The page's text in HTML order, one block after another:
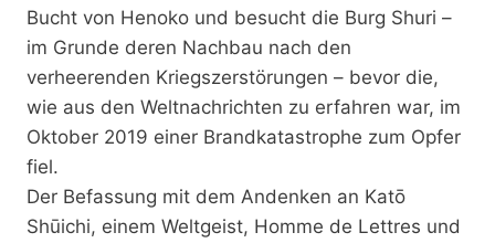
Bucht von Henoko und besucht die Burg Shuri –
im Grunde deren Nachbau nach den
verheerenden Kriegszerstörungen – bevor die,
wie aus den Weltnachrichten zu erfahren war, im
Oktober 2019 einer Brandkatastrophe zum Opfer
fiel.
Der Befassung mit dem Andenken an Katō
Shūichi, einem Weltgeist, Homme de Lettres und